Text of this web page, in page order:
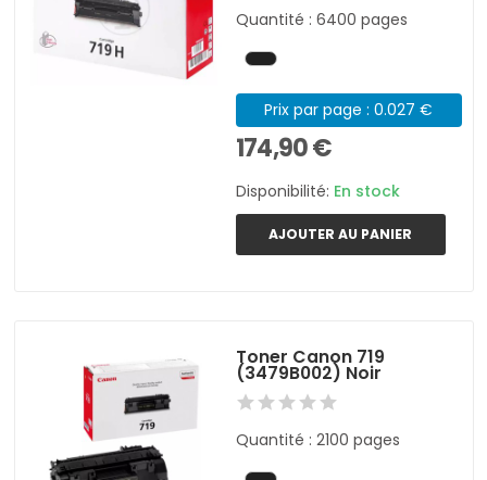
Quantité : 6400 pages
Prix par page : 0.027 €
174,90 €
Disponibilité: En stock
AJOUTER AU PANIER
Toner Canon 719
(3479B002) Noir
Quantité : 2100 pages